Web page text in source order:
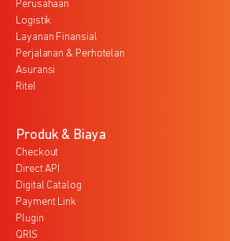
Perusahaan
Logistik
Layanan Finansial
Perjalanan & Perhotelan
Asuransi
Ritel
Produk & Biaya
Checkout
Direct API
Digital Catalog
Payment Link
Plugin
QRIS